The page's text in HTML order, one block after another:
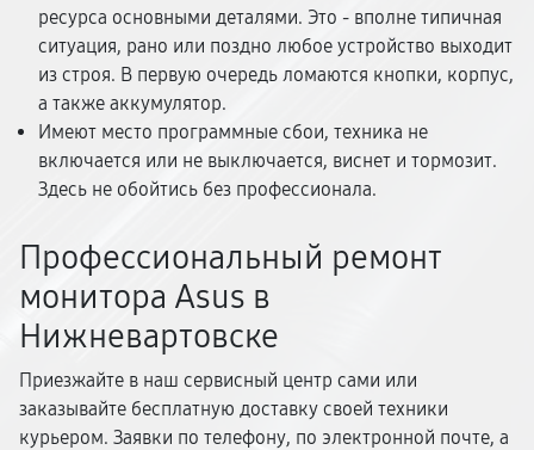
ресурса основными деталями. Это - вполне типичная
ситуация, рано или поздно любое устройство выходит
из строя. В первую очередь ломаются кнопки, корпус,
а также аккумулятор.
Имеют место программные сбои, техника не
включается или не выключается, виснет и тормозит.
Здесь не обойтись без профессионала.
Профессиональный ремонт
монитора Asus в
Нижневартовске
Приезжайте в наш сервисный центр сами или
заказывайте бесплатную доставку своей техники
курьером. Заявки по телефону, по электронной почте, а